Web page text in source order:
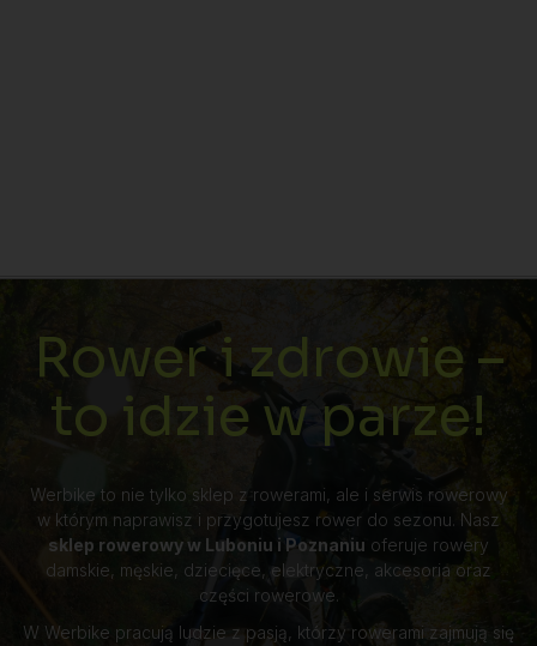
Rower i zdrowie –
to idzie w parze!
Werbike to nie tylko sklep z rowerami, ale i serwis rowerowy
w którym naprawisz i przygotujesz rower do sezonu. Nasz
sklep rowerowy w Luboniu i Poznaniu oferuje rowery
damskie, męskie, dziecięce, elektryczne, akcesoria oraz
części rowerowe.
W Werbike pracują ludzie z pasją, którzy rowerami zajmują się